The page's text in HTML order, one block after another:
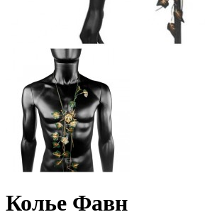
Колье Фавн